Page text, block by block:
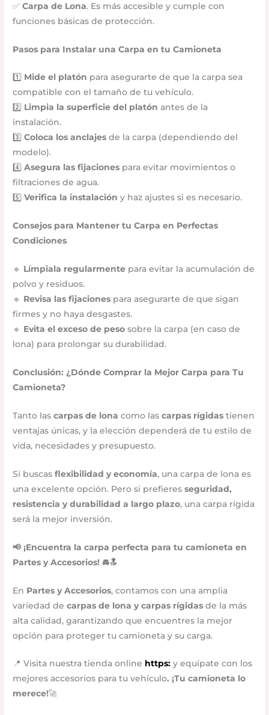
✅Carpa de Lona. Es más accesible y cumple con
funciones básicas de protección.
Pasos para Instalar una Carpa en tu Camioneta
1️⃣ Mide el platón para asegurarte de que la carpa sea
compatible con el tamaño de tu vehículo.
2️⃣ Limpia la superficie del platón antes de la
instalación.
3️⃣Coloca los anclajes de la carpa (dependiendo del
modelo).
4️⃣Asegura las fijaciones para evitar movimientos o
filtraciones de agua.
5️⃣Verifica la instalación y haz ajustes si es necesario.
Consejos para Mantener tu Carpa en Perfectas
Condiciones
🔹 Límpiala regularmente para evitar la acumulación de
polvo y residuos.
🔹 Revisa las fijaciones para asegurarte de que sigan
firmes y no haya desgastes.
🔹 Evita el exceso de peso sobre la carpa (en caso de
lona) para prolongar su durabilidad.
Conclusión: ¿Dónde Comprar la Mejor Carpa para Tu
Camioneta?
Tanto lascarpas de lona como lascarpas rígidas tienen
ventajas únicas, y la elección dependerá de tu estilo de
vida, necesidades y presupuesto.
Si buscasflexibilidad y economía, una carpa de lona es
una excelente opción. Pero si prefieresseguridad,
resistencia y durabilidad a largo plazo, una carpa rígida
será la mejor inversión.
📢 ¡Encuentra la carpa perfecta para tu camioneta en
Partes y Accesorios! 🚘🔝
En Partes y Accesorios, contamos con una amplia
variedad decarpas de lona y carpas rígidas de la más
alta calidad, garantizando que encuentres la mejor
opción para proteger tu camioneta y su carga.
📍 Visita nuestra tienda online https: y equípate con los
mejores accesorios para tu vehículo. ¡Tu camioneta lo
merece!🚀